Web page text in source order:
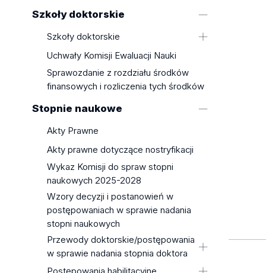
dokumentów
The amount of fees for educational
2024/2025
Rules for collection fees
authentication of documents
Socjologiczny
Wydział Filologiczny
Wydział Filozoficzno-Historyczny
Wydział Fizyki i Informatyki
Stosowanej
Wydział Nauk Geograficznych
Wydział Nauk o Wychowaniu
Wydział Prawa i Administracji
Wydział Studiów
Międzynarodowych i
Politologicznych
Wydział Zarządzania
Filia Uniwersytetu Łódzkiego w
Tomaszowie Mazowieckim
z uzasadnieniem
Szkoły doktorskie
Szkoły doktorskie
Szkoła Doktorska Nauk
Humanistycznych
Szkoła Doktorska BioMedChem
Polskiej Akademii Nauk w Łodzi
Szkoła Doktorska Nauk
Szkoła Doktorska Nauk Ścisłych i
Przyrodniczych
Zasady i tryb przyjmowania do
szkoły doktorskiej
Wzory dokumentów związanych ze
sprawowaniem funkcji promotora w
szkołach doktorskich Uniwersytetu
Łódzkiego
Uchwały Komisji Ewaluacji Nauki
Sprawozdanie z rozdziału środków
finansowych i rozliczenia tych środków
Stopnie naukowe
Akty Prawne
Akty prawne dotyczące nostryfikacji
Wykaz Komisji do spraw stopni
naukowych 2025-2028
Wzory decyzji i postanowień w
postępowaniach w sprawie nadania
stopni naukowych
Przewody doktorskie/postępowania
w sprawie nadania stopnia doktora
mgr Jakub Fabiś